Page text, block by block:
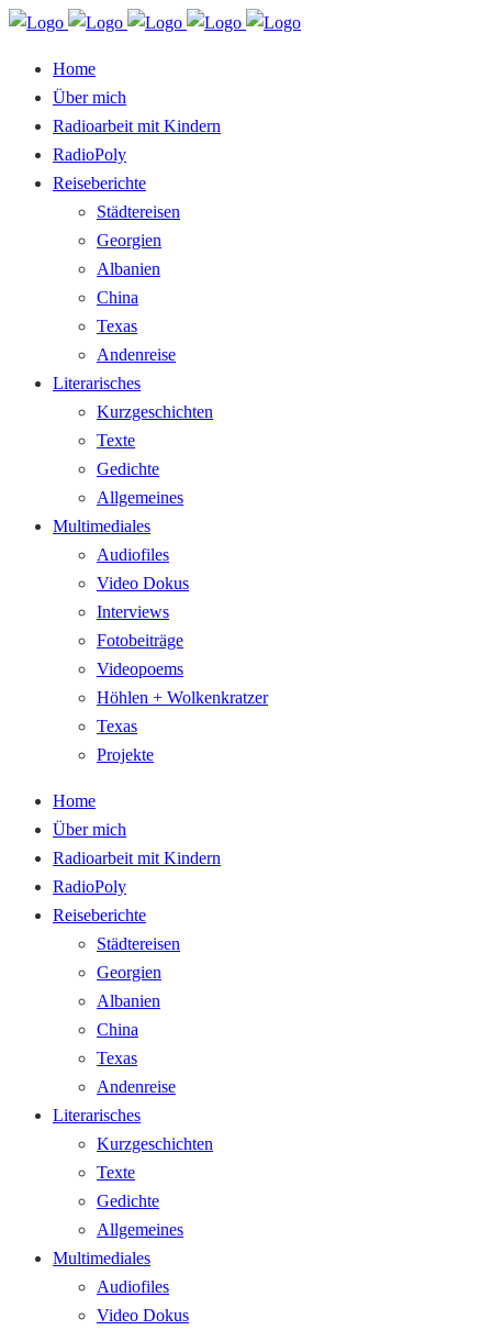
Home
Über mich
Radioarbeit mit Kindern
RadioPoly
Reiseberichte
Städtereisen
Georgien
Albanien
China
Texas
Andenreise
Literarisches
Kurzgeschichten
Texte
Gedichte
Allgemeines
Multimediales
Audiofiles
Video Dokus
Interviews
Fotobeiträge
Videopoems
Höhlen + Wolkenkratzer
Texas
Projekte
Home
Über mich
Radioarbeit mit Kindern
RadioPoly
Reiseberichte
Städtereisen
Georgien
Albanien
China
Texas
Andenreise
Literarisches
Kurzgeschichten
Texte
Gedichte
Allgemeines
Multimediales
Audiofiles
Video Dokus